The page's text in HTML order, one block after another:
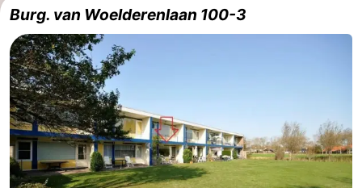
Burg. van Woelderenlaan 100-3